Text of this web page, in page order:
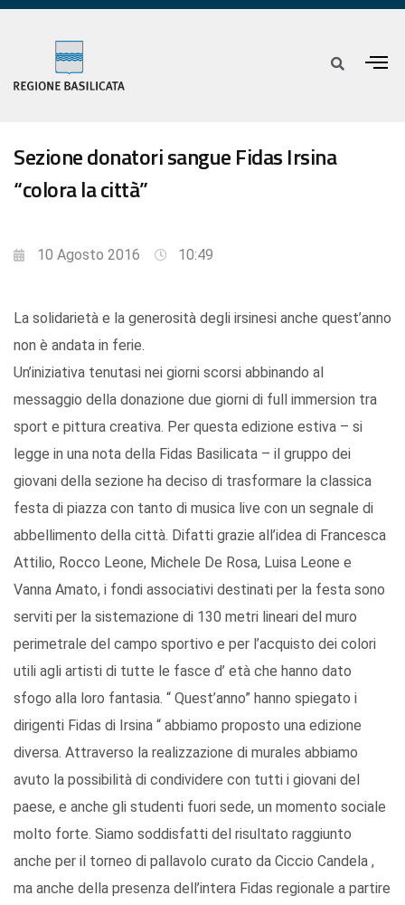
Sezione donatori sangue Fidas Irsina
“colora la città”
10 Agosto 2016 10:49
La solidarietà e la generosità degli irsinesi anche quest’anno
non è andata in ferie.
Un’iniziativa tenutasi nei giorni scorsi abbinando al
messaggio della donazione due giorni di full immersion tra
sport e pittura creativa. Per questa edizione estiva – si
legge in una nota della Fidas Basilicata – il gruppo dei
giovani della sezione ha deciso di trasformare la classica
festa di piazza con tanto di musica live con un segnale di
abbellimento della città. Difatti grazie all’idea di Francesca
Attilio, Rocco Leone, Michele De Rosa, Luisa Leone e
Vanna Amato, i fondi associativi destinati per la festa sono
serviti per la sistemazione di 130 metri lineari del muro
perimetrale del campo sportivo e per l’acquisto dei colori
utili agli artisti di tutte le fasce d’ età che hanno dato
sfogo alla loro fantasia. “ Quest’anno” hanno spiegato i
dirigenti Fidas di Irsina “ abbiamo proposto una edizione
diversa. Attraverso la realizzazione di murales abbiamo
avuto la possibilità di condividere con tutti i giovani del
paese, e anche gli studenti fuori sede, un momento sociale
molto forte. Siamo soddisfatti del risultato raggiunto
anche per il torneo di pallavolo curato da Ciccio Candela ,
ma anche della presenza dell’intera Fidas regionale a partire